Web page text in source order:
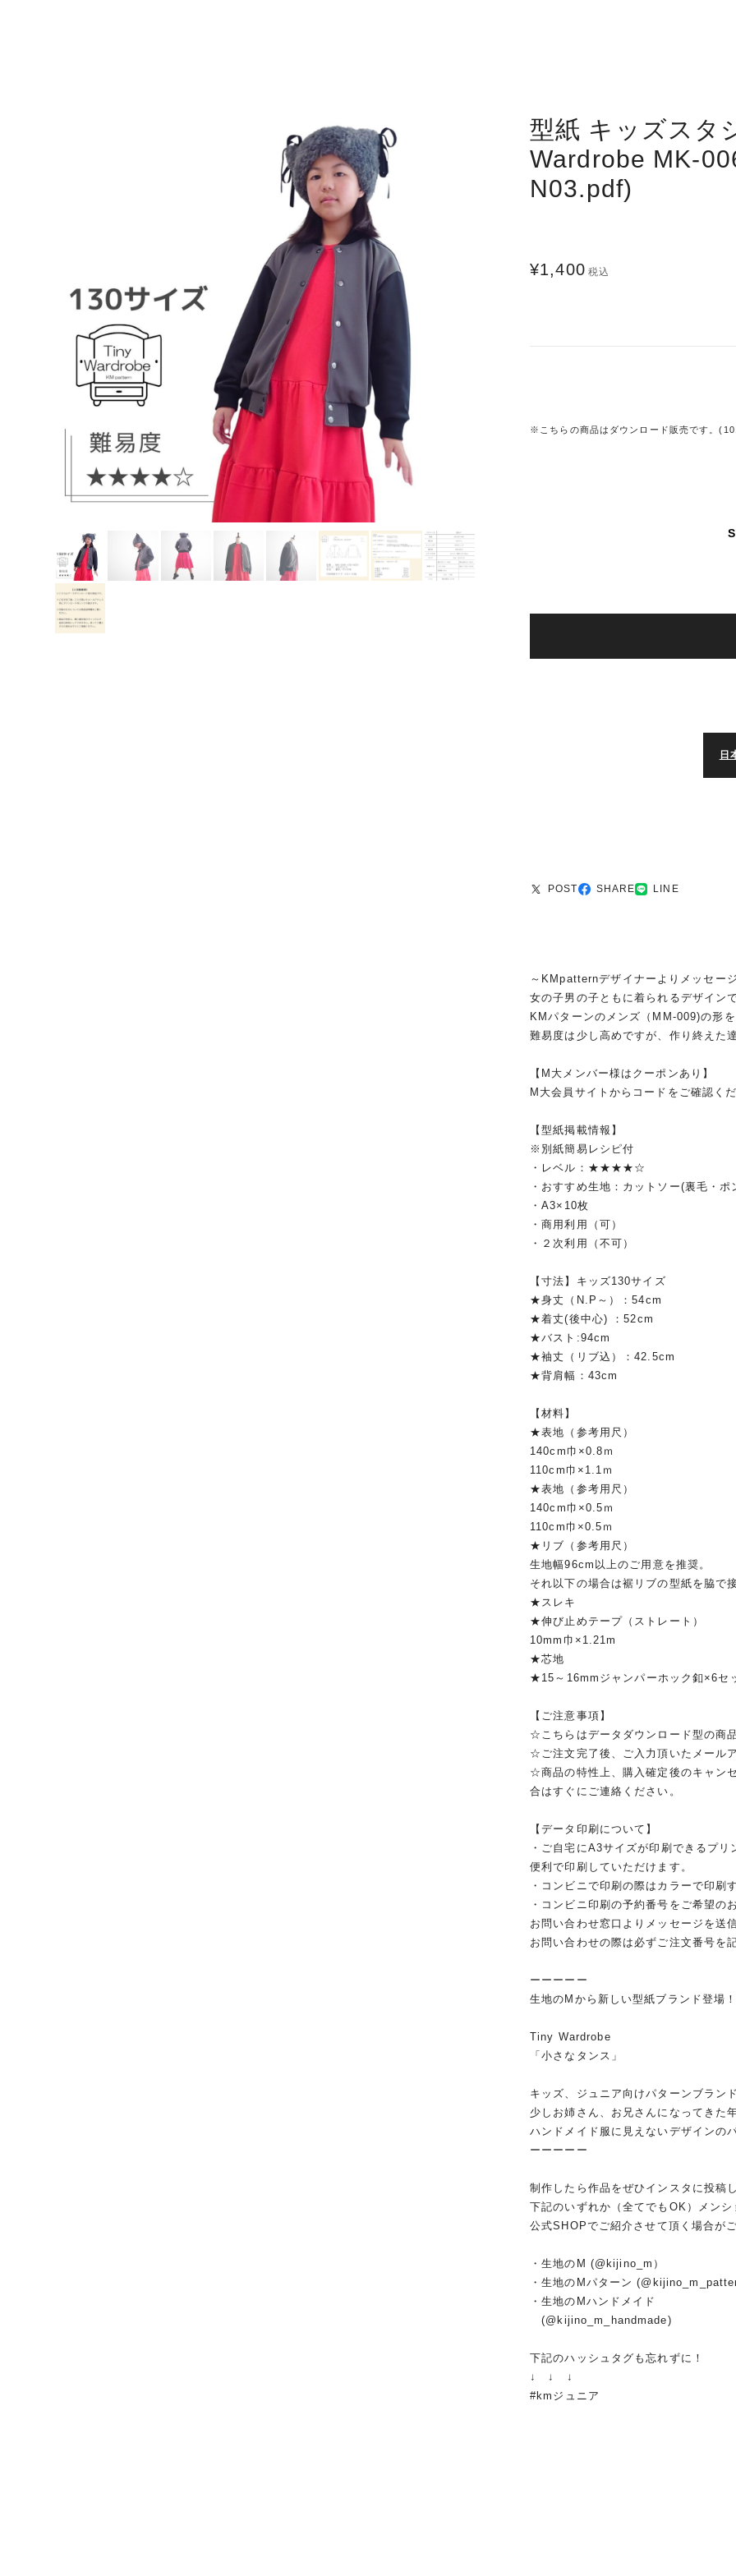
型紙 キッズスタ
Wardrobe MK-
N03.pdf)
¥1,400 税込
※こちらの商品はダウンロード販売です。
日
POST SHARE LINE
～KMpatternデザイナーよりメッセー
女の子男の子ともに着られるデザイン
KMパターンのメンズ（MM-009)の形
難易度は少し高めですが、作り終えた
【M大メンバー様はクーポンあり】
M大会員サイトからコードをご確認く
【型紙掲載情報】
※別紙簡易レシピ付
・レベル：★★★★☆
・おすすめ生地：カットソー(裏毛・
・A3×10枚
・商用利用（可）
・２次利用（不可）
【寸法】キッズ130サイズ
★身丈（N.P～）：54cm
★着丈(後中心) ：52cm
★バスト:94cm
★袖丈（リブ込）：42.5cm
★背肩幅：43cm
【材料】
★表地（参考用尺）
140cm巾×0.8ｍ
110cm巾×1.1ｍ
★表地（参考用尺）
140cm巾×0.5ｍ
110cm巾×0.5ｍ
★リブ（参考用尺）
生地幅96cm以上のご用意を推奨。
それ以下の場合は裾リブの型紙を脇で
★スレキ
★伸び止めテープ（ストレート）
10mm巾×1.21m
★芯地
★15～16mmジャンパーホック釦×6セ
【ご注意事項】
☆こちらはデータダウンロード型の商
☆ご注文完了後、ご入力頂いたメール
☆商品の特性上、購入確定後のキャン
合はすぐにご連絡ください。
【データ印刷について】
・ご自宅にA3サイズが印刷できるプ
便利で印刷していただけます。
・コンビニで印刷の際はカラーで印
・コンビニ印刷の予約番号をご希望の
お問い合わせ窓口よりメッセージを送
お問い合わせの際は必ずご注文番号を
ーーーーー
生地のMから新しい型紙ブランド登場
Tiny Wardrobe
「小さなタンス」
キッズ、ジュニア向けパターンブラン
少しお姉さん、お兄さんになってきた
ハンドメイド服に見えないデザインの
ーーーーー
制作したら作品をぜひインスタに投稿
下記のいずれか（全てでもOK）メン
公式SHOPでご紹介させて頂く場合が
・生地のM (@kijino_m）
・生地のMパターン
・生地のMハンドメイド
(@kijino_m_handmade)
下記のハッシュタグも忘れずに！
↓ ↓ ↓
#kmジュニア